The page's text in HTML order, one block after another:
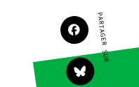
Soutenir les
campagnes
Transmettre tout
partie de son
patrimoine
PARTAGER SUR